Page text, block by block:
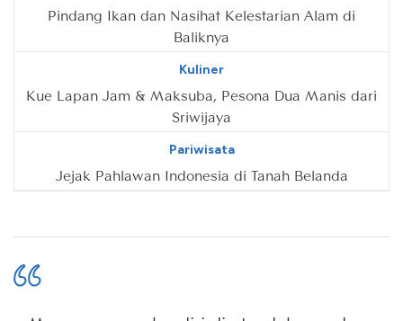
Pindang Ikan dan Nasihat Kelestarian Alam di
Baliknya
Kuliner
Kue Lapan Jam & Maksuba, Pesona Dua Manis dari
Sriwijaya
Pariwisata
Jejak Pahlawan Indonesia di Tanah Belanda